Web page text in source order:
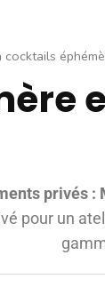
cocktails
privés
pour un